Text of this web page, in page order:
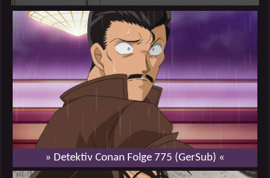
» Detektiv Conan Folge 775 (GerSub) «